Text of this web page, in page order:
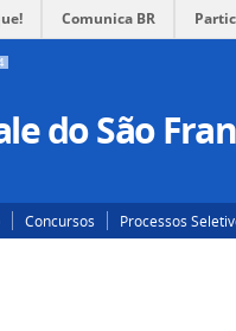
Comunica BR
do São
Concursos Processos